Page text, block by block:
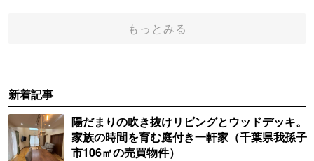
もっとみる
新着記事
陽だまりの吹き抜けリビングとウッドデッキ。
家族の時間を育む庭付き一軒家（千葉県我孫子
市106㎡の売買物件）